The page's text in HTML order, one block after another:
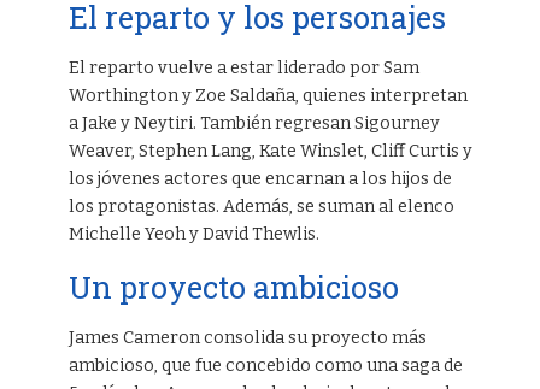
El reparto y los personajes
El reparto vuelve a estar liderado por Sam
Worthington y Zoe Saldaña, quienes interpretan
a Jake y Neytiri. También regresan Sigourney
Weaver, Stephen Lang, Kate Winslet, Cliff Curtis y
los jóvenes actores que encarnan a los hijos de
los protagonistas. Además, se suman al elenco
Michelle Yeoh y David Thewlis.
Un proyecto ambicioso
James Cameron consolida su proyecto más
ambicioso, que fue concebido como una saga de